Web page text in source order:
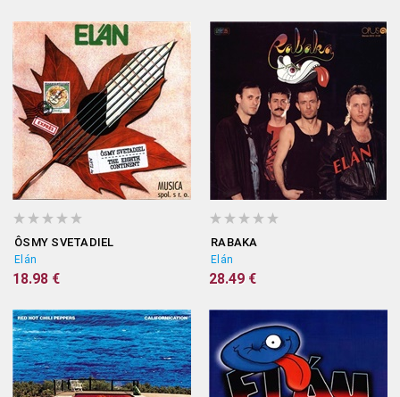
ÔSMY SVETADIEL
Elán
18.98 €
RABAKA
Elán
28.49 €